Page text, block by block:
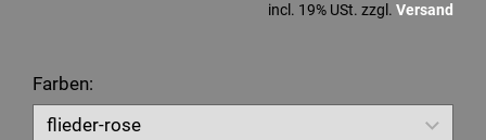
incl. 19% USt. zzgl. Versand
Farben: